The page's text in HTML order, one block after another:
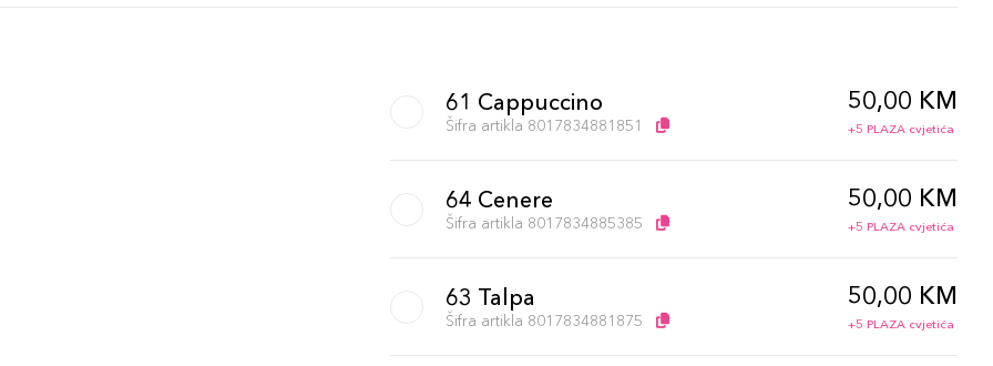
61 Cappuccino
Šifra artikla 8017834881851
50,00 KM
+5 PLAZA cvjetića
64 Cenere
Šifra artikla 8017834885385
50,00 KM
+5 PLAZA cvjetića
63 Talpa
Šifra artikla 8017834881875
50,00 KM
+5 PLAZA cvjetića